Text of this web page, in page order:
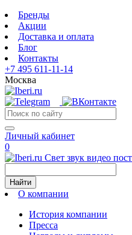
Бренды
Акции
Доставка и оплата
Блог
Контакты
+7 495 611-11-14
Москва
Личный кабинет
0
Свет звук видео
Найти
О компании
История компании
Пресса